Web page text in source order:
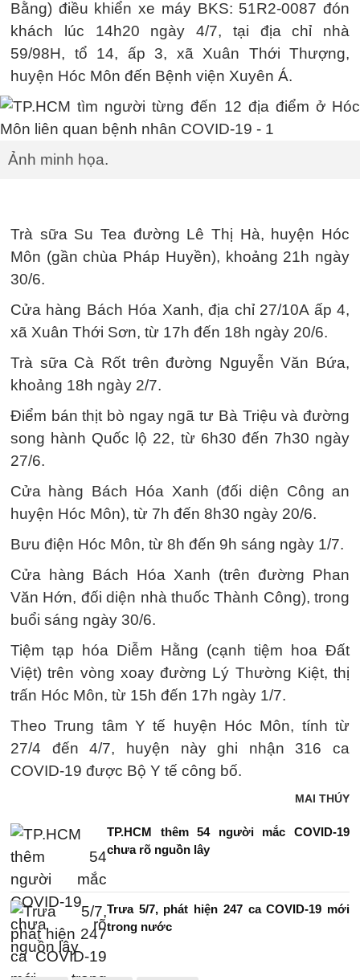
Bằng) điều khiển xe máy BKS: 51R2-0087 đón
khách lúc 14h20 ngày 4/7, tại địa chỉ nhà
59/98H, tổ 14, ấp 3, xã Xuân Thới Thượng,
huyện Hóc Môn đến Bệnh viện Xuyên Á.
Ảnh minh họa.
Trà sữa Su Tea đường Lê Thị Hà, huyện Hóc
Môn (gần chùa Pháp Huyền), khoảng 21h ngày
30/6.
Cửa hàng Bách Hóa Xanh, địa chỉ 27/10A ấp 4,
xã Xuân Thới Sơn, từ 17h đến 18h ngày 20/6.
Trà sữa Cà Rốt trên đường Nguyễn Văn Bứa,
khoảng 18h ngày 2/7.
Điểm bán thịt bò ngay ngã tư Bà Triệu và đường
song hành Quốc lộ 22, từ 6h30 đến 7h30 ngày
27/6.
Cửa hàng Bách Hóa Xanh (đối diện Công an
huyện Hóc Môn), từ 7h đến 8h30 ngày 20/6.
Bưu điện Hóc Môn, từ 8h đến 9h sáng ngày 1/7.
Cửa hàng Bách Hóa Xanh (trên đường Phan
Văn Hớn, đối diện nhà thuốc Thành Công), trong
buổi sáng ngày 30/6.
Tiệm tạp hóa Diễm Hằng (cạnh tiệm hoa Đất
Việt) trên vòng xoay đường Lý Thường Kiệt, thị
trấn Hóc Môn, từ 15h đến 17h ngày 1/7.
Theo Trung tâm Y tế huyện Hóc Môn, tính từ
27/4 đến 4/7, huyện này ghi nhận 316 ca
COVID-19 được Bộ Y tế công bố.
MAI THÚY
TP.HCM thêm 54 người mắc COVID-19
chưa rõ nguồn lây
Trưa 5/7, phát hiện 247 ca COVID-19 mới
trong nước